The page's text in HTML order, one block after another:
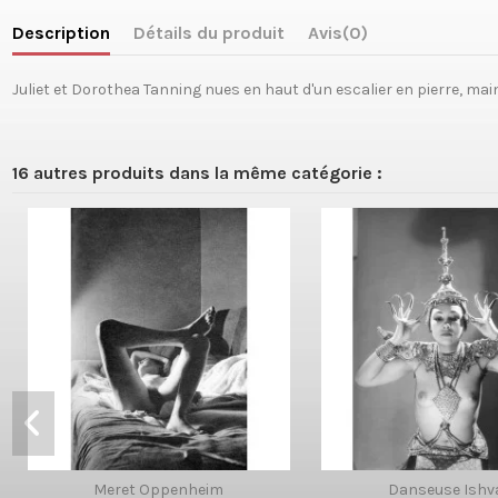
Description Détails du produit Avis(0)
Juliet et Dorothea Tanning nues en haut d'un escalier en pierre,
16 autres produits dans la même catégorie :
Meret Oppenheim Danseuse